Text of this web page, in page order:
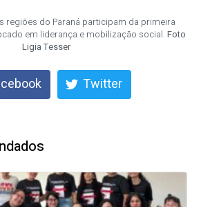
regiões do Paraná participam da primeira
em liderança e mobilização social. Foto
Ligia Tesser
Twitter